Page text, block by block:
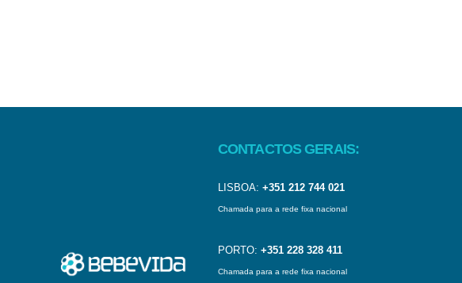
CONTACTOS GERAIS:
LISBOA: +351 212 744 021
Chamada para a rede fixa nacional
PORTO: +351 228 328 411
Chamada para a rede fixa nacional